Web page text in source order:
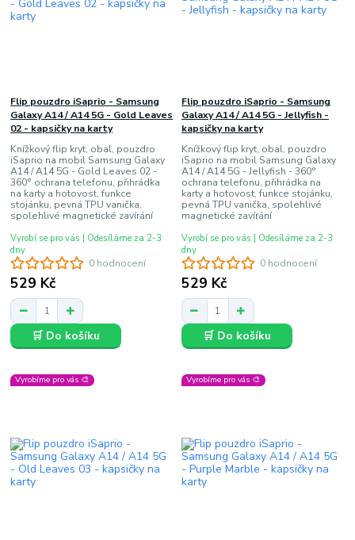
0 hodnocení
Flip pouzdro iSaprio - Samsung
Galaxy A14 / A14 5G - Gold Leaves
02 - kapsičky na karty
Knížkový flip kryt, obal, pouzdro
iSaprio na mobil Samsung Galaxy
A14 / A14 5G - Gold Leaves 02 -
360° ochrana telefonu, přihrádka
na karty a hotovost, funkce
stojánku, pevná TPU vanička,
spolehlivé magnetické zavírání
529 Kč
Vyrobí se pro vás | Odesíláme za 2-3
dny
🛒 Do košíku
0 hodnocení
Flip pouzdro iSaprio - Samsung
Galaxy A14 / A14 5G - Jellyfish -
kapsičky na karty
Knížkový flip kryt, obal, pouzdro
iSaprio na mobil Samsung Galaxy
A14 / A14 5G - Jellyfish - 360°
ochrana telefonu, přihrádka na
karty a hotovost, funkce stojánku,
pevná TPU vanička, spolehlivé
magnetické zavírání
529 Kč
Vyrobí se pro vás | Odesíláme za 2-3
dny
🛒 Do košíku
Vyrobíme pro vás 🎨 Vyrobíme pro vás 🎨